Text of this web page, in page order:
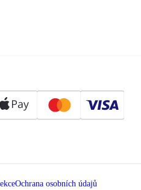
Ochrana osobních údajů